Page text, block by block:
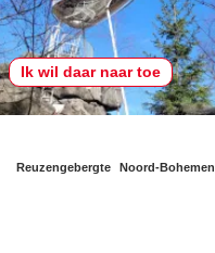
Ik wil daar naar toe
Reuzengebergte Noord-Bohemen